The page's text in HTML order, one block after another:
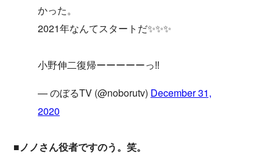
かった。
2021年なんてスタートだ✨✨✨
小野伸二復帰ーーーーーっ‼️
— のぼるTV (@noborutv) December 31,
2020
■ノノさん役者ですのう。笑。